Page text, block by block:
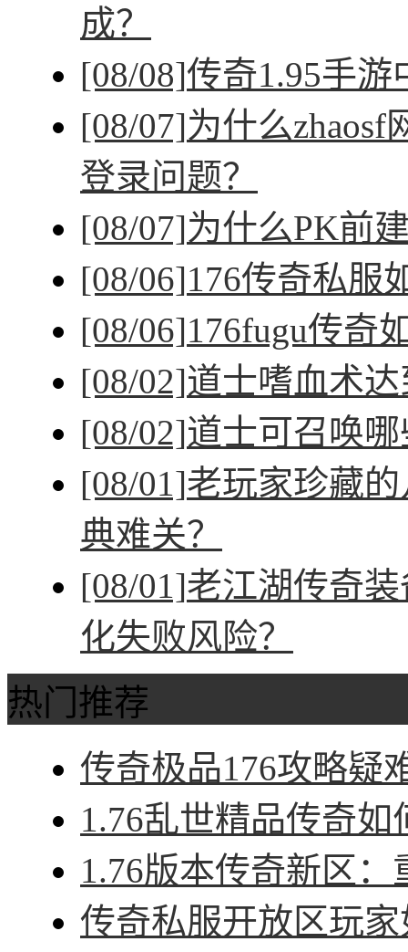
成？
[08/08]传奇1.95手
[08/07]为什么
登录问题？
[08/07]为什么PK前
[08/06]176传奇私服
[08/06]176fugu传奇
[08/02]道士嗜血术
[08/02]道士可召唤
[08/01]老玩家珍藏
典难关？
[08/01]老江湖传奇
化失败风险？
热门推荐
传奇极品176攻略疑
1.76乱世精品传奇
1.76版本传奇新区
传奇私服开放区玩